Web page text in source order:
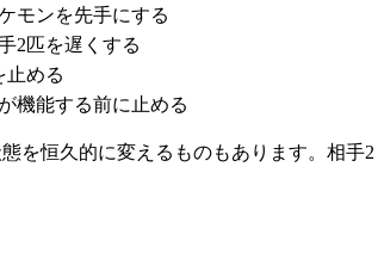
モンを先手にする
2匹を遅くする
止める
機能する前に止める
を恒久的に変えるものもあります。相手2